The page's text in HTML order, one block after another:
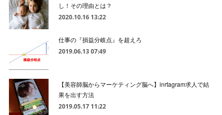
し！その理由とは？
2020.10.16 13:22
仕事の『損益分岐点』を超えろ
2019.06.13 07:49
【美容師脳からマーケティング脳へ】inrtagram求人で結
果を出す方法
2019.05.17 11:22